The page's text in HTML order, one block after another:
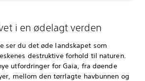
i en ødelagt verden
ser du det øde landskapet som
destruktive forhold til naturen.
utfordringer for Gaia, fra døende
mellom den tørrlagte havbunnen og